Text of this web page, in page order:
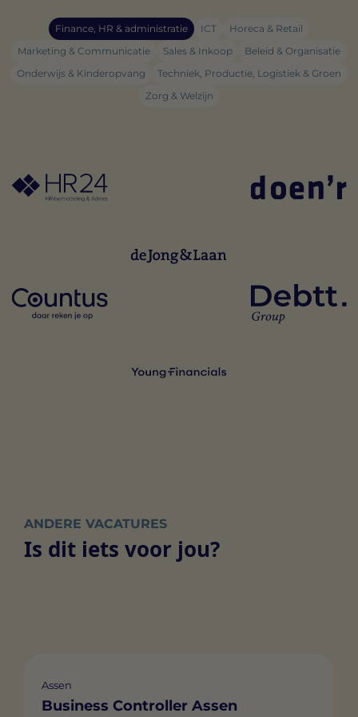
Finance, HR & administratie ICT
Horeca & Retail
Marketing & Communicatie
Sales & Inkoop
Beleid & Organisatie
Onderwijs & Kinderopvang
Techniek, Productie, Logistiek & Groen
Zorg & Welzijn
ANDERE VACATURES
Is dit iets voor jou?
Assen
Business Controller Assen